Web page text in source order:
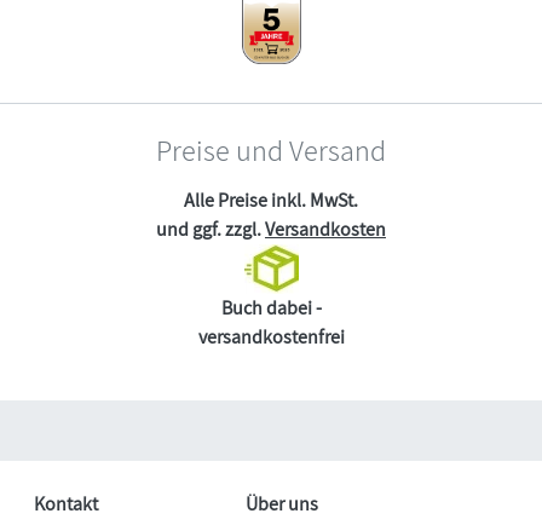
Preise und Versand
Alle Preise inkl. MwSt.
und ggf. zzgl.Versandkosten
Buch dabei -
versandkostenfrei
Kontakt
Über uns